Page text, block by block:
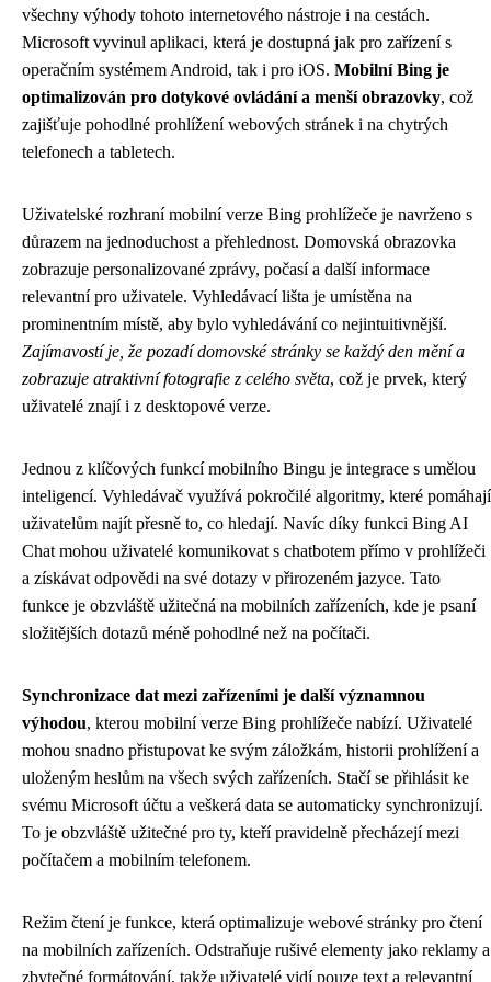
všechny výhody tohoto internetového nástroje i na cestách.
Microsoft vyvinul aplikaci, která je dostupná jak pro zařízení s
operačním systémem Android, tak i pro iOS. Mobilní Bing je
optimalizován pro dotykové ovládání a menší obrazovky, což
zajišťuje pohodlné prohlížení webových stránek i na chytrých
telefonech a tabletech.
Uživatelské rozhraní mobilní verze Bing prohlížeče je navrženo s
důrazem na jednoduchost a přehlednost. Domovská obrazovka
zobrazuje personalizované zprávy, počasí a další informace
relevantní pro uživatele. Vyhledávací lišta je umístěna na
prominentním místě, aby bylo vyhledávání co nejintuitivnější.
Zajímavostí je, že pozadí domovské stránky se každý den mění a
zobrazuje atraktivní fotografie z celého světa, což je prvek, který
uživatelé znají i z desktopové verze.
Jednou z klíčových funkcí mobilního Bingu je integrace s umělou
inteligencí. Vyhledávač využívá pokročilé algoritmy, které pomáhají
uživatelům najít přesně to, co hledají. Navíc díky funkci Bing AI
Chat mohou uživatelé komunikovat s chatbotem přímo v prohlížeči
a získávat odpovědi na své dotazy v přirozeném jazyce. Tato
funkce je obzvláště užitečná na mobilních zařízeních, kde je psaní
složitějších dotazů méně pohodlné než na počítači.
Synchronizace dat mezi zařízeními je další významnou
výhodou, kterou mobilní verze Bing prohlížeče nabízí. Uživatelé
mohou snadno přistupovat ke svým záložkám, historii prohlížení a
uloženým heslům na všech svých zařízeních. Stačí se přihlásit ke
svému Microsoft účtu a veškerá data se automaticky synchronizují.
To je obzvláště užitečné pro ty, kteří pravidelně přecházejí mezi
počítačem a mobilním telefonem.
Režim čtení je funkce, která optimalizuje webové stránky pro čtení
na mobilních zařízeních. Odstraňuje rušivé elementy jako reklamy a
zbytečné formátování, takže uživatelé vidí pouze text a relevantní